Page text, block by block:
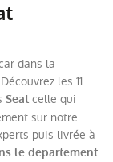
dans la
les 11
Seat celle qui
sur notre
puis livrée à
le departement